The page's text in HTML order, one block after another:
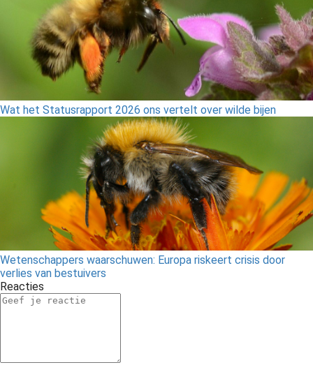
Wat het Statusrapport 2026 ons vertelt over wilde bijen
Wetenschappers waarschuwen: Europa riskeert crisis door
verlies van bestuivers
Reacties